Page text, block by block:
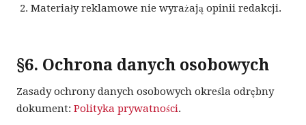
Materiały reklamowe nie wyrażają opinii redakcji.
§6. Ochrona danych osobowych
Zasady ochrony danych osobowych określa odrębny
dokument: Polityka prywatności.